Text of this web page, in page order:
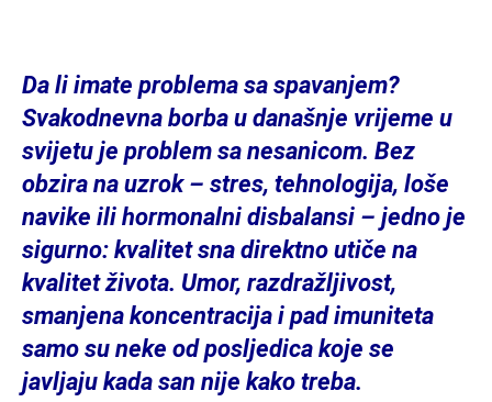
Da li imate problema sa spavanjem?
Svakodnevna borba u današnje vrijeme u
svijetu je problem sa nesanicom. Bez
obzira na uzrok – stres, tehnologija, loše
navike ili hormonalni disbalansi – jedno je
sigurno: kvalitet sna direktno utiče na
kvalitet života. Umor, razdražljivost,
smanjena koncentracija i pad imuniteta
samo su neke od posljedica koje se
javljaju kada san nije kako treba.